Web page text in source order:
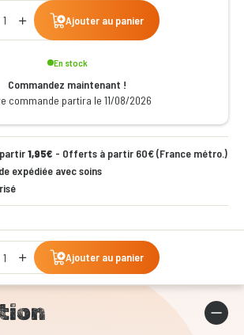
Ajouter au panier
En stock
Commandez maintenant !
commande partira le 11/08/2026
1,95€ - Offerts à partir 60€ (France métro.)
expédiée avec soins
Ajouter au panier